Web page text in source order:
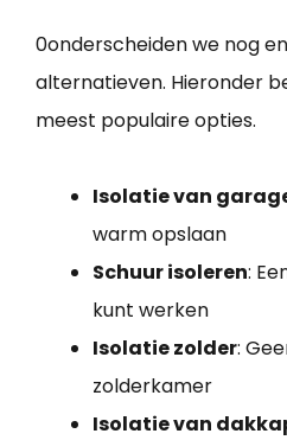
0onderscheiden we nog
alternatieven. Hieronder
meest populaire opties.
Isolatie van
warm opslaan
Schuur isoleren:
kunt werken
Isolatie zolder:
zolderkamer
Isolatie van